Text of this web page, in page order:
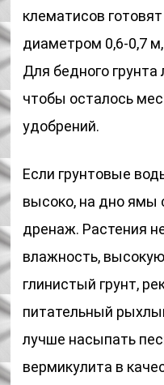
клематисов
диаметром 0,6-0,7
Для бедного
чтобы осталось
удобрений.
Если грунтовые
высоко, на дно ямы
дренаж. Растения
влажность,
глинистый грунт,
питательный
лучше насыпать
вермикулита в